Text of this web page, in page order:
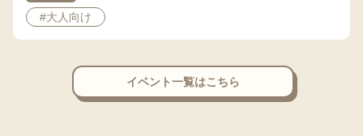
#大人向け
イベント一覧はこちら